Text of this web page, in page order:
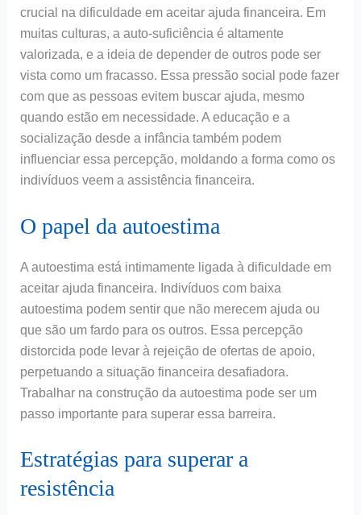
crucial na dificuldade em aceitar ajuda financeira. Em
muitas culturas, a auto-suficiência é altamente
valorizada, e a ideia de depender de outros pode ser
vista como um fracasso. Essa pressão social pode fazer
com que as pessoas evitem buscar ajuda, mesmo
quando estão em necessidade. A educação e a
socialização desde a infância também podem
influenciar essa percepção, moldando a forma como os
indivíduos veem a assistência financeira.
O papel da autoestima
A autoestima está intimamente ligada à dificuldade em
aceitar ajuda financeira. Indivíduos com baixa
autoestima podem sentir que não merecem ajuda ou
que são um fardo para os outros. Essa percepção
distorcida pode levar à rejeição de ofertas de apoio,
perpetuando a situação financeira desafiadora.
Trabalhar na construção da autoestima pode ser um
passo importante para superar essa barreira.
Estratégias para superar a
resistência